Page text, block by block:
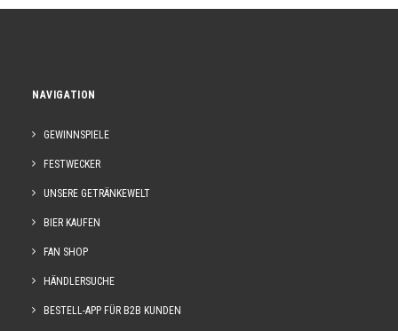
NAVIGATION
GEWINNSPIELE
FESTWECKER
UNSERE GETRÄNKEWELT
BIER KAUFEN
FAN SHOP
HÄNDLERSUCHE
BESTELL-APP FÜR B2B KUNDEN